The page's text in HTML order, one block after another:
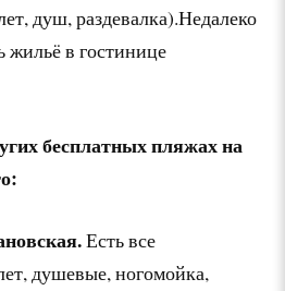
душ, раздевалка).Недалеко
жильё в гостинице
бесплатных пляжах на
Есть все
душевые, ногомойка,